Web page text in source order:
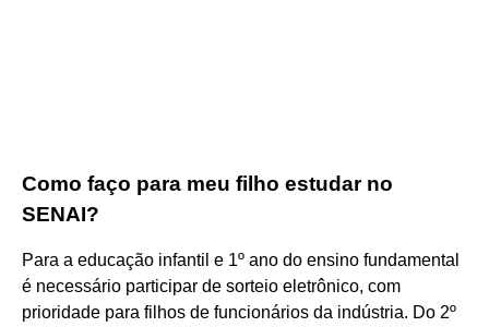
Como faço para meu filho estudar no
SENAI?
Para a educação infantil e 1º ano do ensino fundamental
é necessário participar de sorteio eletrônico, com
prioridade para filhos de funcionários da indústria. Do 2º